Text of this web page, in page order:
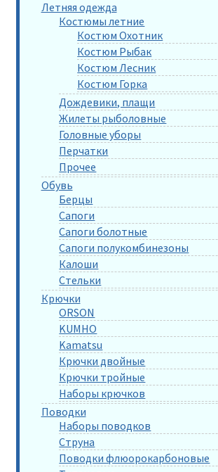
Летняя одежда
Костюмы летние
Костюм Охотник
Костюм Рыбак
Костюм Лесник
Костюм Горка
Дождевики, плащи
Жилеты рыболовные
Головные уборы
Перчатки
Прочее
Обувь
Берцы
Сапоги
Сапоги болотные
Сапоги полукомбинезоны
Калоши
Стельки
Крючки
ORSON
KUMHO
Kamatsu
Крючки двойные
Крючки тройные
Наборы крючков
Поводки
Наборы поводков
Струна
Поводки флюорокарбоновые